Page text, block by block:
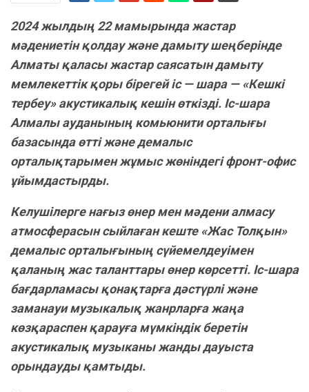
2024 жылдың 22 мамырында жастар
мәдениетін қолдау және дамыту шеңберінде
Алматы қаласы жастар саясатын дамыту
мемлекеттік қоры бірегей іс — шара — «Кешкі
тербеу» акустикалық кешін өткізді. Іс-шара
Алмалы ауданының комьюнити орталығы
базасында өтті және демалыс
орталықтарымен жұмыс жөніндегі фронт-офис
ұйымдастырды.
Келушілерге нағыз өнер мен мәдени алмасу
атмосферасын сыйлаған кеште «Жас Толқын»
демалыс орталығының сүйемелдеуімен
қаланың жас таланттары өнер көрсетті. Іс-шара
бағдарламасы қонақтарға дәстүрлі және
заманауи музыкалық жанрларға жаңа
көзқараспен қарауға мүмкіндік беретін
акустикалық музыканы жанды дауыста
орындауды қамтыды.